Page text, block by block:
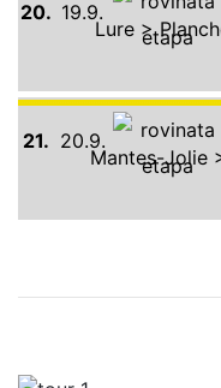
20. 19.9.
Lure >
21. 20.9.
Mantes-Jolie